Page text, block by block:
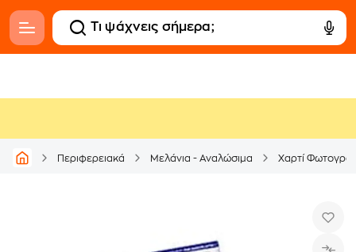
Περιφερειακά Μελάνια - Αναλώσιμα Χαρτί